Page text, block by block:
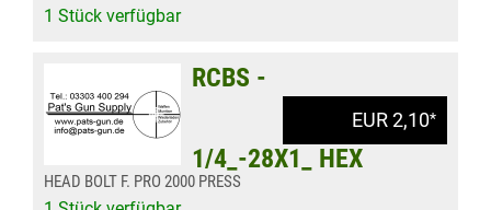
1 Stück verfügbar
EUR 2,10*
RCBS -
1/4_-28X1_ HEX
HEAD BOLT F. PRO 2000 PRESS